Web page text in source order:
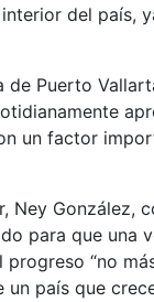
del país,
Puerto
un factor
Ney González,
para que una
“no
país que